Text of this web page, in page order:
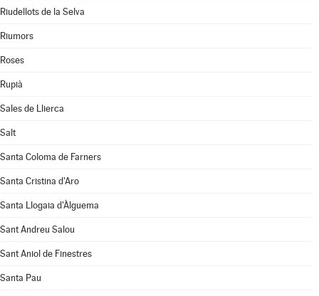
Riudellots de la Selva
Riumors
Roses
Rupià
Sales de Llierca
Salt
Santa Coloma de Farners
Santa Cristina d'Aro
Santa Llogaia d'Àlguema
Sant Andreu Salou
Sant Aniol de Finestres
Santa Pau